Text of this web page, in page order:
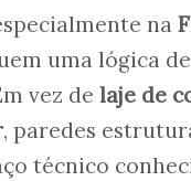
na
uma lógica de
vez de laje de
, paredes
técnico